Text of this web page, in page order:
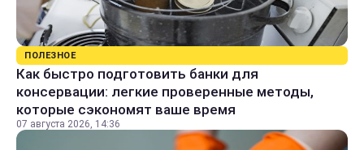
ПОЛЕЗНОЕ
Как быстро подготовить банки для
консервации: легкие проверенные методы,
которые сэкономят ваше время
07 августа 2026, 14:36